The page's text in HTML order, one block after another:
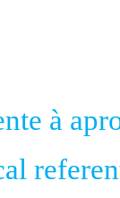
à